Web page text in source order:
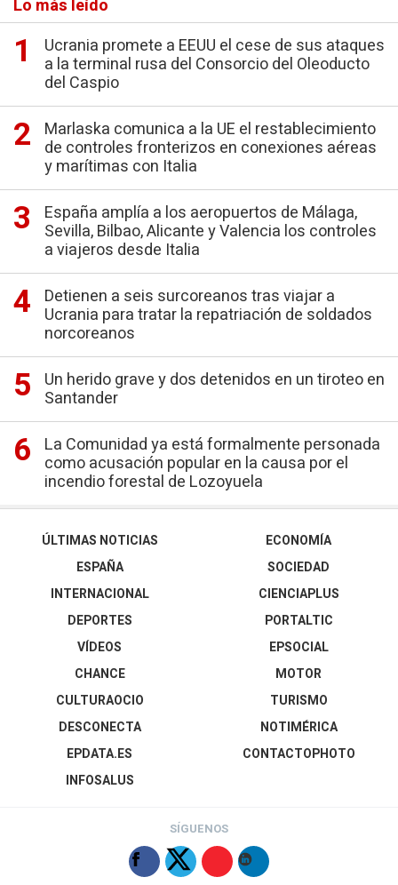
Lo más leído
Ucrania promete a EEUU el cese de sus ataques
a la terminal rusa del Consorcio del Oleoducto
del Caspio
Marlaska comunica a la UE el restablecimiento
de controles fronterizos en conexiones aéreas
y marítimas con Italia
España amplía a los aeropuertos de Málaga,
Sevilla, Bilbao, Alicante y Valencia los controles
a viajeros desde Italia
Detienen a seis surcoreanos tras viajar a
Ucrania para tratar la repatriación de soldados
norcoreanos
Un herido grave y dos detenidos en un tiroteo en
Santander
La Comunidad ya está formalmente personada
como acusación popular en la causa por el
incendio forestal de Lozoyuela
ÚLTIMAS NOTICIAS
ESPAÑA
INTERNACIONAL
DEPORTES
VÍDEOS
ECONOMÍA
SOCIEDAD
CIENCIAPLUS
PORTALTIC
EPSOCIAL
CHANCE
CULTURAOCIO
DESCONECTA
EPDATA.ES
INFOSALUS
MOTOR
TURISMO
NOTIMÉRICA
CONTACTOPHOTO
SÍGUENOS